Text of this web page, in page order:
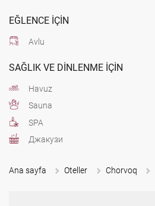
EĞLENCE IÇIN
Avlu
SAĞLIK VE DINLENME IÇIN
Havuz
Sauna
SPA
Джакузи
Ana sayfa Oteller Chorvoq